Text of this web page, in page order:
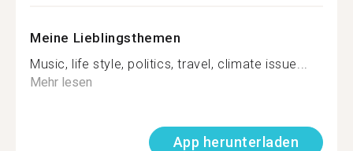
Meine Lieblingsthemen
Music, life style, politics, travel, climate issue...
Mehr lesen
App herunterladen